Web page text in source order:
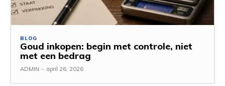
BLOG
Goud inkopen: begin met controle, niet
met een bedrag
ADMIN - april 26, 2026